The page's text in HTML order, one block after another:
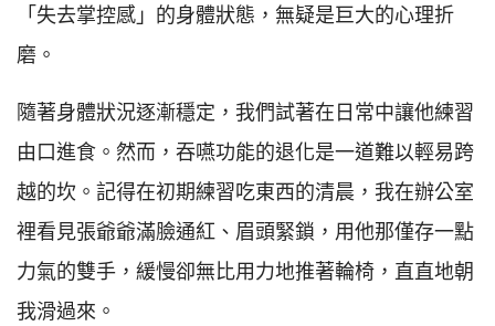
「失去掌控感」的身體狀態，無疑是巨大的心理折
磨。
隨著身體狀況逐漸穩定，我們試著在日常中讓他練習
由口進食。然而，吞嚥功能的退化是一道難以輕易跨
越的坎。記得在初期練習吃東西的清晨，我在辦公室
裡看見張爺爺滿臉通紅、眉頭緊鎖，用他那僅存一點
力氣的雙手，緩慢卻無比用力地推著輪椅，直直地朝
我滑過來。